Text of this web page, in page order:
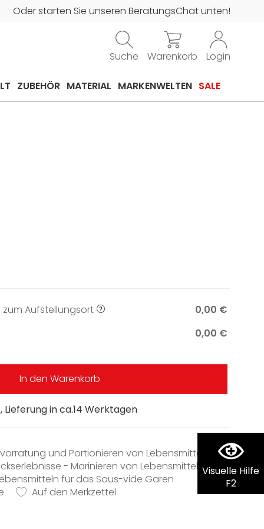
Visuelle Hilfe
F2
Oder starten Sie unseren BeratungsChat unten!
Suche Warenkorb Login
ZUBEHÖR MATERIAL MARKENWELTEN SALE
in ca.14 Werktagen
Aufstellungsort
0,00 €
0,00 €
In den Warenkorb
und Portionieren von Lebensmitteln
- Marinieren von Lebensmitteln
für das Sous-vide Garen
- Touch-Bedienung und Vollauszug
Auf den Merkzettel